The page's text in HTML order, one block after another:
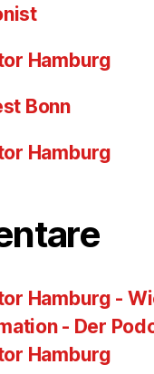
Hamburg
Bonn
Hamburg
Hamburg -
- Der
Hamburg